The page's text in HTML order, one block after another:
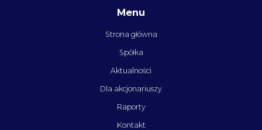
Menu
Strona główna
Spółka
Aktualności
Dla akcjonariuszy
Raporty
Kontakt